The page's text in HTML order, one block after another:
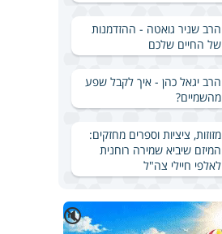
הרב שניר גואטה - ההזדמנות
של החיים שלכם
הרב יגאל כהן - איך לקבל שפע
מהשמיים?
מזוזות, ציציות וספרים מחזקים:
המיזם שיביא שמירה רוחנית
לאלפי חיילי צה"ל
🔇